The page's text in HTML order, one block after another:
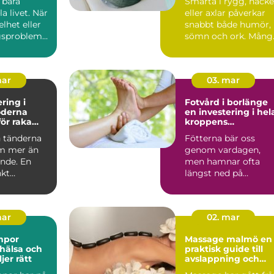
livet. När
eller
eller axlar påverkar
snabbt både humör,
sömn och ork.
i
raka
mer än
En
03. mar
Fotvård i borlänge
en investering i
kroppens
Fötterna bär oss
genom vardagen,
men hamnar ofta
längst ned på
Många väntar med...
och
rätt
02. mar
Massage malmö en
praktisk guide till
avslappning och